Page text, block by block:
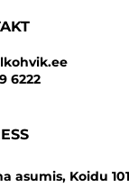
6222
asumis, Koidu